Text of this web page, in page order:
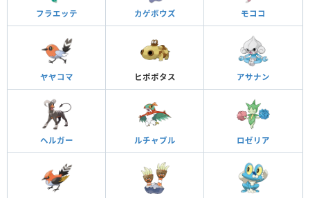
フラエッテ カゲボウズ モココ
ヤヤコマ ヒポポタス アサナン
ヘルガー ルチャブル ロゼリア